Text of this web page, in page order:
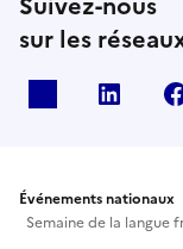
sur les
Événements nationaux
Semaine de la langue